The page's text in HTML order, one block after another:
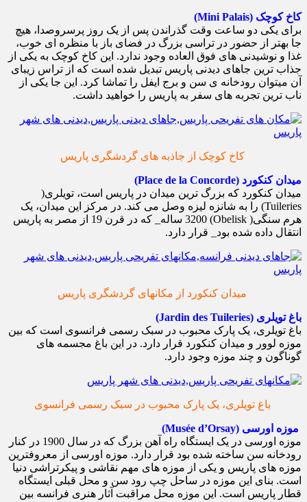
کاخ کوچک (Mini Palais)
برای یکی دو ساعت وقت گذراندن پس از یک روز پرسروصدا، هیچ
جا بهتر از حضور در تراسی بزرگ در فضای باز با منظره ای خوب،
غذا و نوشیدنی های فوق العاده وجود ندارد. این کاخ کوچک به یکی از
جذاب ترین جاهای دیدنی پاریس تبدیل شده است که از تراس زیبای
آن میتوان رودخانه ی سن و برج ایفل را تماشا کرد. این جا یکی از
ناب ترین تجربه های سفر به پاریس را خواهید داشت.
کاخ کوچک از جاذبه های گردشگری پاریس
میدان کنکورد (Place de la Concorde)
میدان کنکورد که بزرگ ترين میدان در پاریس است، تویلری(
Tuileries) را به شانزه لیزه وصل می کند. در مرکز این میدان، یک
هرم سنگی( Obelisk) 3200 ساله_ که در قرن 19 از مصر به پاریس
انتقال داده شده بود_ قرار دارد.
میدان کنکورد از مکانهای گردشگری پاریس
باغ تویلری (Jardin des Tuileries)
باغ تویلری، یک پارک محبوب در سبک رسمی فرانسوی است که بین
موزه لوور و میدان کنکورد قرار دارد. در این باغ مجسمه های
گوناگون و چند موزه وجود دارد.
باغ تویلری، یک پارک محبوب در سبک رسمی فرانسوی
موزه اورسی (Musée d’Orsay)
موزه اورسی در یک ایستگاه راه آهن بزرگ که در سال 1900 در کنار
رودخانه سن ساخته شده بود قرار دارد. موزه اورسی از معروفترین
موزه های پاریس و یکی از موزه های مهم نقاشی و پیکرتراشی دنیا
است. بنای این موزه در ساحل چپ رود سن و محل قبلی ایستگاه
قطار پاریس است. این موزه محل مراقبت آثار هنری فرانسه بین